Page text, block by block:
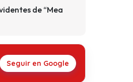
de “Mea
Seguir en Google